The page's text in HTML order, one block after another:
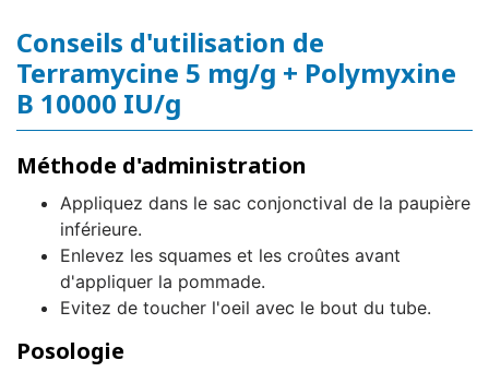
Conseils d'utilisation de
Terramycine 5 mg/g + Polymyxine
B 10000 IU/g
Méthode d'administration
Appliquez dans le sac conjonctival de la paupière
inférieure.
Enlevez les squames et les croûtes avant
d'appliquer la pommade.
Evitez de toucher l'oeil avec le bout du tube.
Posologie